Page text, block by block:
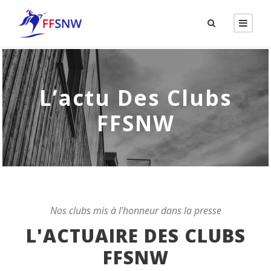
L’actu Des Clubs
FFSNW
Nos clubs mis à l'honneur dans la presse
L'ACTUAIRE DES CLUBS
FFSNW